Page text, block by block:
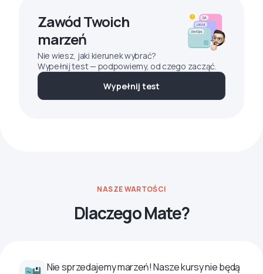
Zawód Twoich
marzeń
Nie wiesz, jaki kierunek wybrać?
Wypełnij test — podpowiemy, od czego zacząć.
Wypełnij test
NASZE WARTOŚCI
Dlaczego Mate?
Nie sprzedajemy marzeń! Nasze kursy nie będą